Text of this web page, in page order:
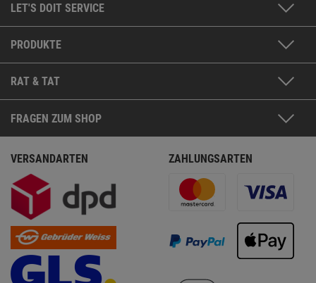
LET'S DOIT SERVICE
PRODUKTE
RAT & TAT
FRAGEN ZUM SHOP
VERSANDARTEN ZAHLUNGSARTEN